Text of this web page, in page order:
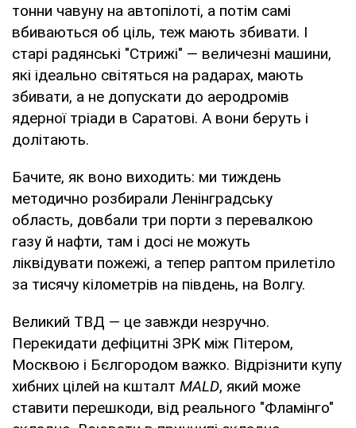
тонни чавуну на автопілоті, а потім самі
вбиваються об ціль, теж мають збивати. І
старі радянські "Стрижі" — величезні машини,
які ідеально світяться на радарах, мають
збивати, а не допускати до аеродромів
ядерної тріади в Саратові. А вони беруть і
долітають.
Бачите, як воно виходить: ми тиждень
методично розбирали Ленінградську
область, довбали три порти з перевалкою
газу й нафти, там і досі не можуть
ліквідувати пожежі, а тепер раптом прилетіло
за тисячу кілометрів на південь, на Волгу.
Великий ТВД — це завжди незручно.
Перекидати дефіцитні ЗРК між Пітером,
Москвою і Бєлгородом важко. Відрізнити купу
хибних цілей на кшталт MALD, який може
ставити перешкоди, від реального "Фламінго"